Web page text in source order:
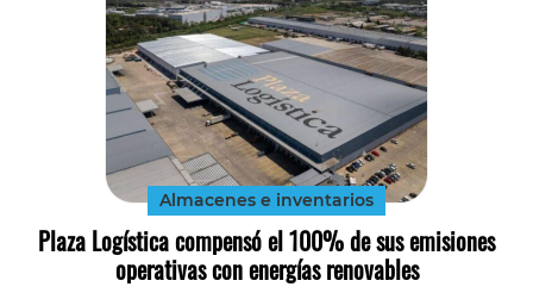
Almacenes e inventarios
Plaza Logística compensó el 100% de sus emisiones
operativas con energías renovables